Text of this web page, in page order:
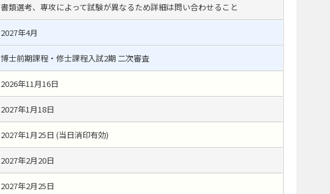
書類選考、専攻によって試験が異なるため詳細は問い合わせること
2027年4月
博士前期課程・修士課程入試2期 二次審査
2026年11月16日
2027年1月18日
2027年1月25日 (当日消印有効)
2027年2月20日
2027年2月25日